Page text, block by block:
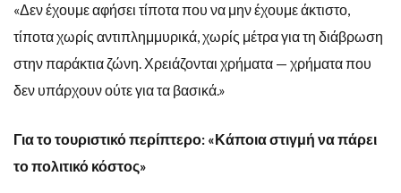
«Δεν έχουμε αφήσει τίποτα που να μην έχουμε άκτιστο,
τίποτα χωρίς αντιπλημμυρικά, χωρίς μέτρα για τη διάβρωση
στην παράκτια ζώνη. Χρειάζονται χρήματα — χρήματα που
δεν υπάρχουν ούτε για τα βασικά.»
Για το τουριστικό περίπτερο: «Κάποια στιγμή να πάρει
το πολιτικό κόστος»